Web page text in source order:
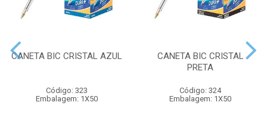
CANETA BIC CRISTAL AZUL
Código: 323
Embalagem: 1X50
CANETA BIC CRISTAL
PRETA
Código: 324
Embalagem: 1X50